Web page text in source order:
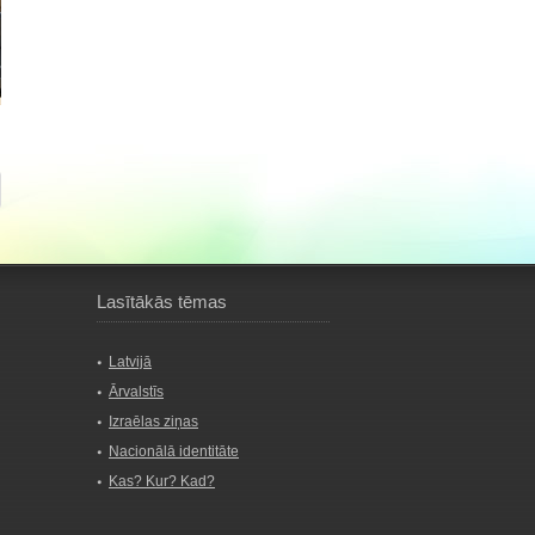
Lasītākās tēmas
Latvijā
Ārvalstīs
Izraēlas ziņas
Nacionālā identitāte
Kas? Kur? Kad?